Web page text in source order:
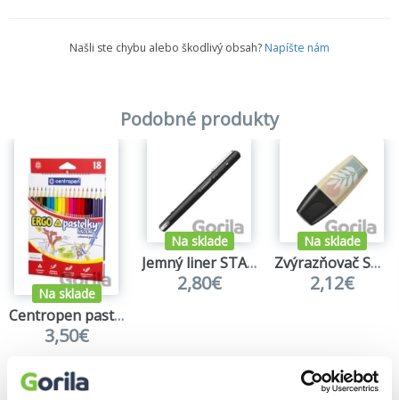
Našli ste chybu alebo škodlivý obsah? Napíšte nám
Podobné produkty
Na sklade
Centropen pastelky 9521 trojhranné - 18 ks
3,50€
Na sklade
Jemný liner STABILO dr!ver - fine, černá
2,80€
Na sklade
Zvýrazňovač STABILO BOSS MINI Naturevibes - bahenní zelená
2,12€